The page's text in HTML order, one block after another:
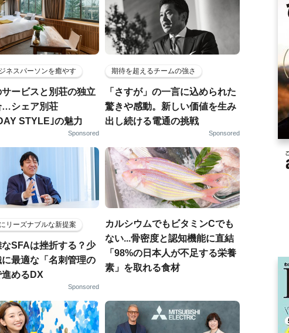
ネスパーソンを癒やす
ービスと別荘の独立
…シェア別荘
STYLE｣の魅力
Sponsored
期待を超えるチームの強さ
「さすが」の一言に込められた
驚きや感動。新しい価値を生み
出し続ける電通の挑戦
Sponsored
リーズナブルな新提案
SFAは挫折する？少
最適な「名刺管理の
めるDX
Sponsored
カルシウムでもビタミンCでも
ない...骨密度と認知機能に直結
「98%の日本人が不足する栄養
素」を取れる食材